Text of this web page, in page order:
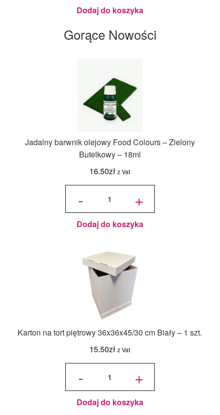
Dodaj do koszyka
Gorące Nowości
Jadalny barwnik olejowy Food Colours – Zielony
Butelkowy – 18ml
16.50zł z Vat
-
ilość
olejowy
Food
Colours -
Zielony
Butelkowy
+
Dodaj do koszyka
Karton na tort piętrowy 36x36x45/30 cm Biały – 1 szt.
15.50zł z Vat
-
ilość Karton
36x36x45/30
cm Biały - 1
szt. +
Dodaj do koszyka